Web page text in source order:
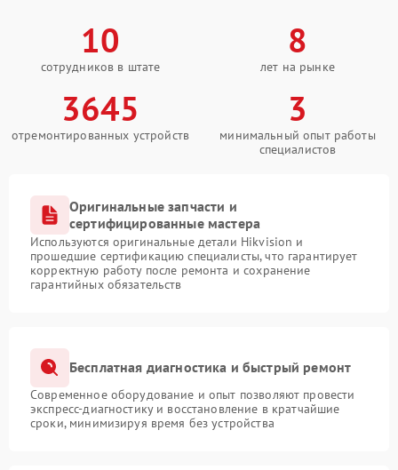
10
сотрудников в штате
8
лет на рынке
3645
отремонтированных устройств
3
минимальный опыт работы
специалистов
Оригинальные запчасти и
сертифицированные мастера
Используются оригинальные детали Hikvision и
прошедшие сертификацию специалисты, что гарантирует
корректную работу после ремонта и сохранение
гарантийных обязательств
Бесплатная диагностика и быстрый ремонт
Современное оборудование и опыт позволяют провести
экспресс-диагностику и восстановление в кратчайшие
сроки, минимизируя время без устройства